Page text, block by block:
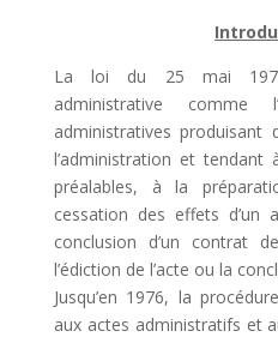
La loi du 25 mai
administrative comme
administratives produisant
l’administration et tendant
préalables, à la
cessation des effets
conclusion d’un contrat
l’édiction de l’acte ou la
Jusqu’en 1976, la
aux actes administratifs et